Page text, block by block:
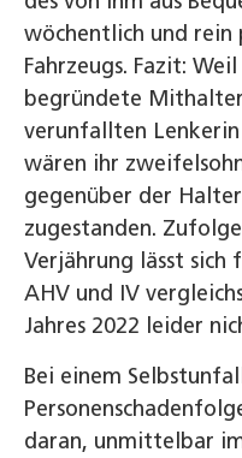
wöchentlich und
Fahrzeugs. Fazit:
begründete
verunfallten
wären ihr
gegenüber der
zugestanden.
Verjährung lässt sich
AHV und IV
Jahres 2022 leider
Bei einem
daran, unmittelbar